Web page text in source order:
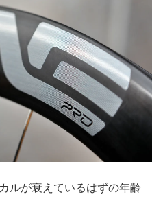
ルが衰えているはずの年齢